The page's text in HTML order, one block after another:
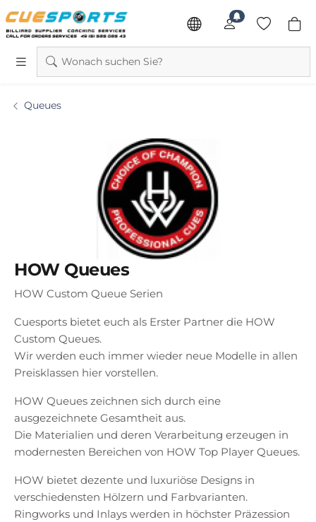
Wonach suchen Sie?
Queues
HOW Queues
HOW Custom Queue Serien
Cuesports bietet euch als Erster Partner die HOW
Custom Queues.
Wir werden euch immer wieder neue Modelle in allen
Preisklassen hier vorstellen.
HOW Queues zeichnen sich durch eine
ausgezeichnete Gesamtheit aus.
Die Materialien und deren Verarbeitung erzeugen in
modernesten Bereichen von HOW Top Player Queues.
HOW bietet dezente und luxuriöse Designs in
verschiedensten Hölzern und Farbvarianten.
Ringworks und Inlays werden in höchster Präzession